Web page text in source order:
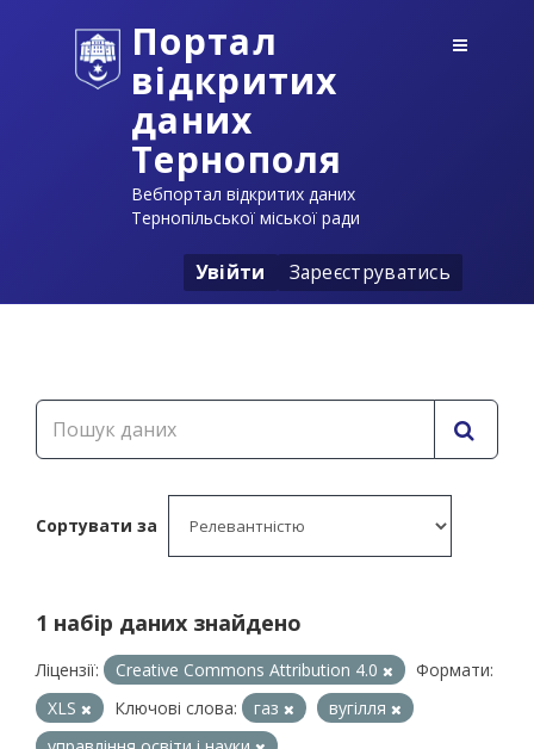
Портал
відкритих
даних
Тернополя
Вебпортал відкритих даних
Тернопільської міської ради
Увійти Зареєструватись
Сортувати за
1 набір даних знайдено
Ліцензії: Creative Commons Attribution 4.0
Формати:
XLS
Ключові слова: газ
вугілля